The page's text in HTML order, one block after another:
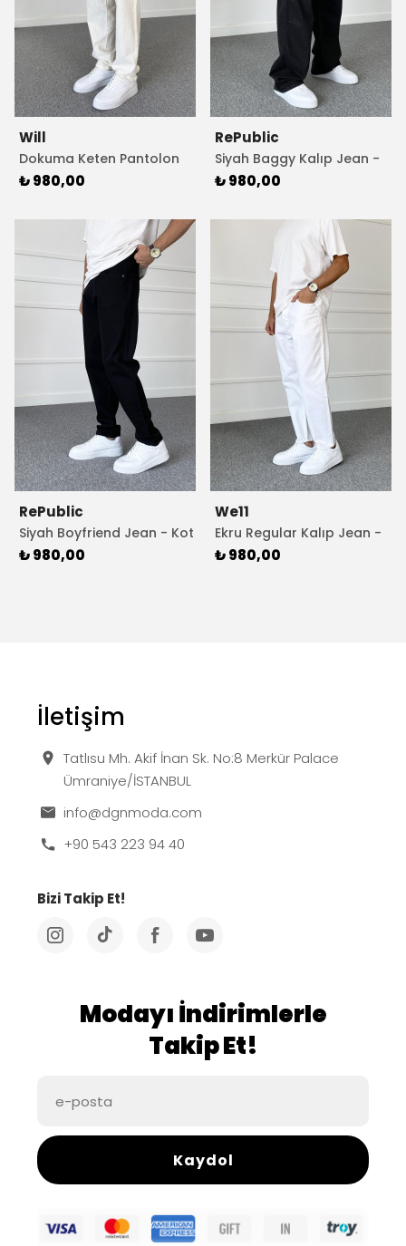
Will
Dokuma Keten Pantolon
Bej Rengi
₺ 980,00
RePublic
Siyah Baggy Kalıp Jean -
Kot Pantolon
₺ 980,00
RePublic
Siyah Boyfriend Jean - Kot
Pantolon
₺ 980,00
We11
Ekru Regular Kalıp Jean -
Kot Pantolon
₺ 980,00
İletişim
Tatlısu Mh. Akif İnan Sk. No:8 Merkür Palace
Ümraniye/İSTANBUL
info@dgnmoda.com
+90 543 223 94 40
Bizi Takip Et!
Modayı İndirimlerle
Takip Et!
Kaydol